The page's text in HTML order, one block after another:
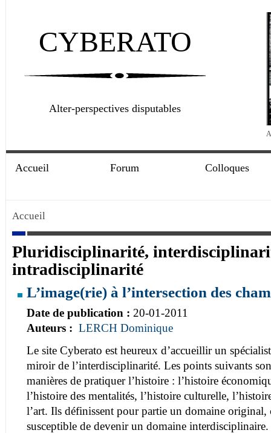
CYBERATO
Alter-perspectives disputables
Accueil Forum Colloques
Accueil
Pluridisciplinarité,
intradisciplinarité
L’image(rie) à l’intersection des
Date de publication : 20-01-2011
Auteurs : LERCH Dominique
Le site Cyberato est heureux d’accueillir un
miroir de l’interdisciplinarité. Les points suivants
manières de pratiquer l’histoire : l’histoire
l’histoire des mentalités, l’histoire culturelle,
l’art. Ils définissent pour partie un domaine original,
susceptible de devenir un domaine interdisciplinaire.